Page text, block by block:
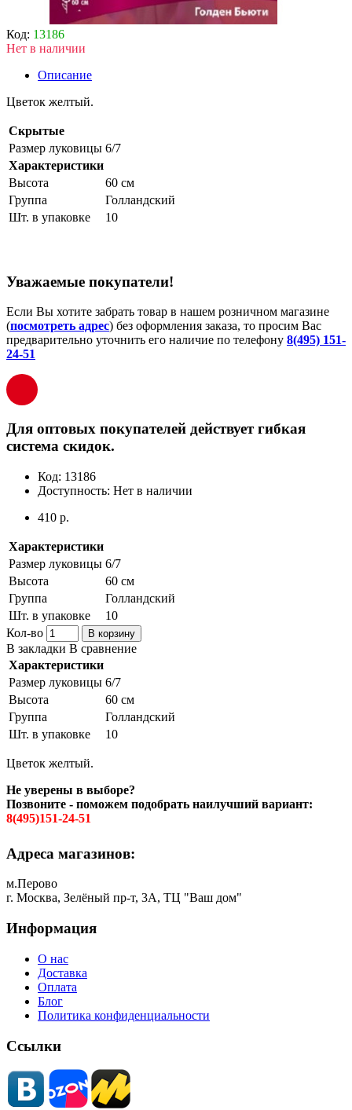
Код: 13186
Нет в наличии
Описание
Цветок желтый.
Скрытые
Размер луковицы 6/7
Характеристики
Высота
60 см
Группа
Голландский
Шт. в упаковке
10
Уважаемые покупатели!
Если Вы хотите забрать товар в нашем розничном магазине
(посмотреть адрес) без оформления заказа, то просим Вас
предварительно уточнить его наличие по телефону 8(495) 151-
24-51
Для оптовых покупателей действует гибкая
система скидок.
Код: 13186
Доступность: Нет в наличии
410 р.
Характеристики
Размер луковицы 6/7
Высота
60 см
Группа
Голландский
Шт. в упаковке
10
Кол-во
В корзину
В закладки В сравнение
Характеристики
Размер луковицы 6/7
Высота
60 см
Группа
Голландский
Шт. в упаковке
10
Цветок желтый.
Не уверены в выборе?
Позвоните - поможем подобрать наилучший вариант:
8(495)151-24-51
Адреса магазинов:
м.Перово
г. Москва, Зелёный пр-т, 3А, ТЦ "Ваш дом"
Информация
О нас
Доставка
Оплата
Блог
Политика конфиденциальности
Ссылки